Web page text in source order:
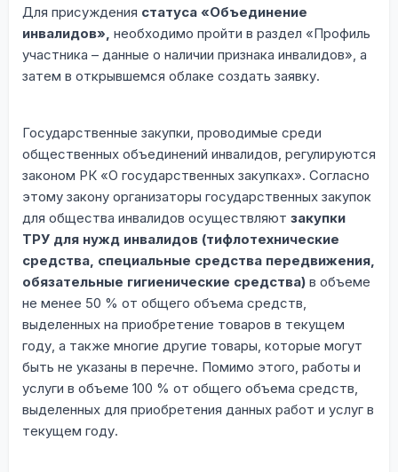
Для присуждения статуса «Объединение
инвалидов», необходимо пройти в раздел «Профиль
участника – данные о наличии признака инвалидов», а
затем в открывшемся облаке создать заявку.
Государственные закупки, проводимые среди
общественных объединений инвалидов, регулируются
законом РК «О государственных закупках». Согласно
этому закону организаторы государственных закупок
для общества инвалидов осуществляют закупки
ТРУ для нужд инвалидов (тифлотехнические
средства, специальные средства передвижения,
обязательные гигиенические средства) в объеме
не менее 50 % от общего объема средств,
выделенных на приобретение товаров в текущем
году, а также многие другие товары, которые могут
быть не указаны в перечне. Помимо этого, работы и
услуги в объеме 100 % от общего объема средств,
выделенных для приобретения данных работ и услуг в
текущем году.